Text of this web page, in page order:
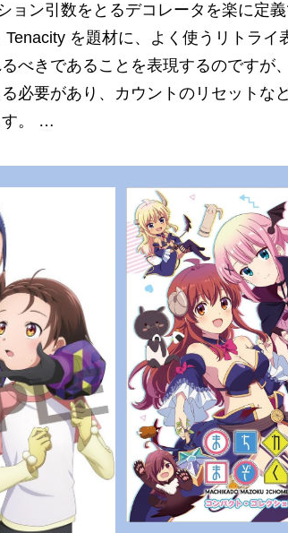
ョン引数をとるデコレータを楽に定
Tenacity を題材に、よく使うリトラ
べきであることを表現するのです
必要があり、カウントのリセット
す。 …